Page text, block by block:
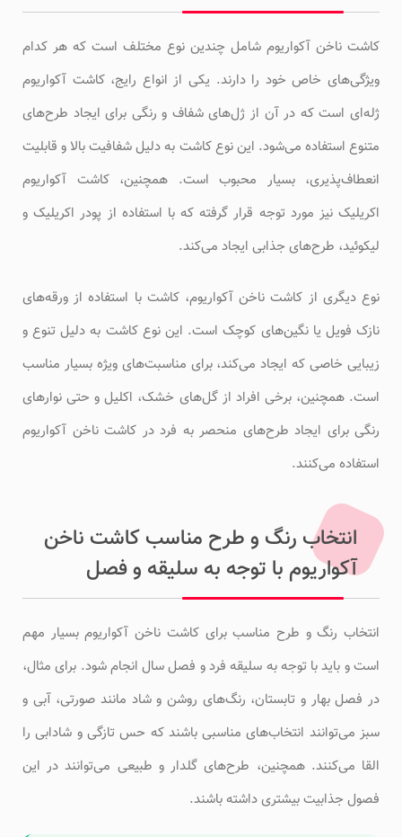
کاشت ناخن آکواریوم شامل چندین نوع مختلف است که هر کدام
ویژگی‌های خاص خود را دارند. یکی از انواع رایج، کاشت آکواریوم
ژله‌ای است که در آن از ژل‌های شفاف و رنگی برای ایجاد طرح‌های
متنوع استفاده می‌شود. این نوع کاشت به دلیل شفافیت بالا و قابلیت
انعطاف‌پذیری، بسیار محبوب است. همچنین، کاشت آکواریوم
اکریلیک نیز مورد توجه قرار گرفته که با استفاده از پودر اکریلیک و
لیکوئید، طرح‌های جذابی ایجاد می‌کند.
نوع دیگری از کاشت ناخن آکواریوم، کاشت با استفاده از ورقه‌های
نازک فویل یا نگین‌های کوچک است. این نوع کاشت به دلیل تنوع و
زیبایی خاصی که ایجاد می‌کند، برای مناسبت‌های ویژه بسیار مناسب
است. همچنین، برخی افراد از گل‌های خشک، اکلیل و حتی نوارهای
رنگی برای ایجاد طرح‌های منحصر به فرد در کاشت ناخن آکواریوم
استفاده می‌کنند.
انتخاب رنگ و طرح مناسب کاشت ناخن
آکواریوم با توجه به سلیقه و فصل
انتخاب رنگ و طرح مناسب برای کاشت ناخن آکواریوم بسیار مهم
است و باید با توجه به سلیقه فرد و فصل سال انجام شود. برای مثال،
در فصل بهار و تابستان، رنگ‌های روشن و شاد مانند صورتی، آبی و
سبز می‌توانند انتخاب‌های مناسبی باشند که حس تازگی و شادابی را
القا می‌کنند. همچنین، طرح‌های گلدار و طبیعی می‌توانند در این
فصول جذابیت بیشتری داشته باشند.